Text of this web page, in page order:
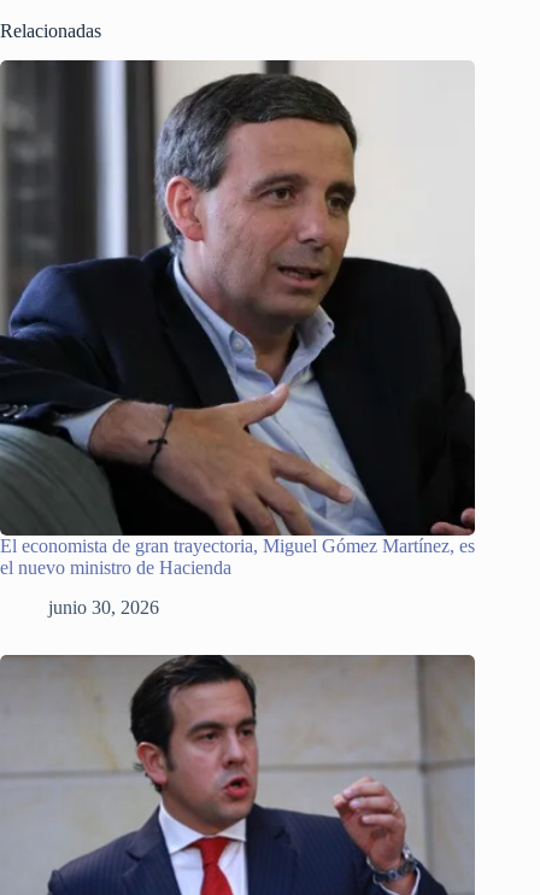
Relacionadas
El economista de gran trayectoria, Miguel Gómez Martínez, es
el nuevo ministro de Hacienda
junio 30, 2026